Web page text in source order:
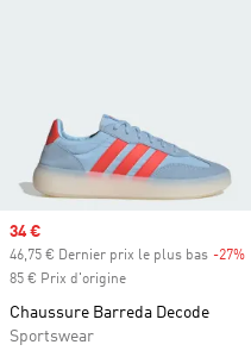
Prix soldé
34 €
46,75 € Dernier prix le plus bas -27%
85 € Prix d'origine
Chaussure Barreda Decode
Sportswear